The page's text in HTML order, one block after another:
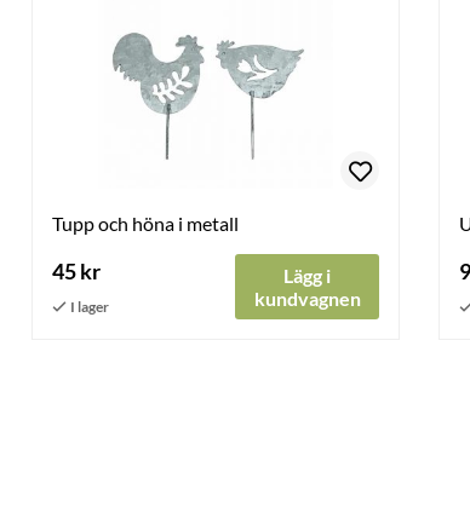
Tupp och höna i metall
45 kr
Lägg i
kundvagnen